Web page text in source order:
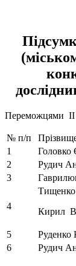
Переможцями IІ
№ п/п
1
Головко
2
Рудич
3
4
Тищенко
Кирил
5 Руденко
6
Рудич